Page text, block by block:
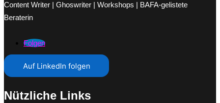
Content Writer | Ghoswriter | Workshops | BAFA-gelistete
Beraterin
Folgen
Auf LinkedIn folgen
Nützliche Links